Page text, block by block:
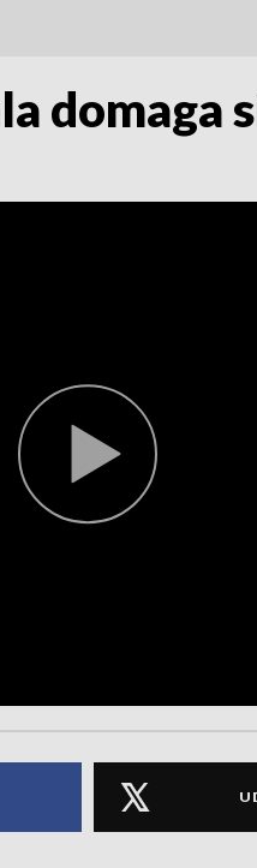
domaga